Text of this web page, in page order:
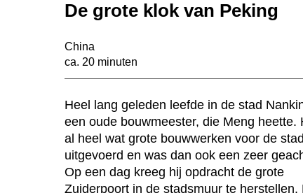
De grote klok van Peking
China
ca. 20 minuten
Heel lang geleden leefde in de stad
een oude bouwmeester, die Meng heette.
al heel wat grote bouwwerken voor de stad
uitgevoerd en was dan ook een zeer
Op een dag kreeg hij opdracht de grote
Zuiderpoort in de stadsmuur te herstellen.